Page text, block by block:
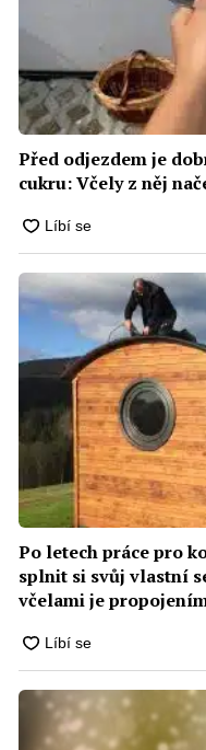
Před odjezdem je
cukru: Včely z něj
Po letech práce pro
splnit si svůj vlastní
včelami je